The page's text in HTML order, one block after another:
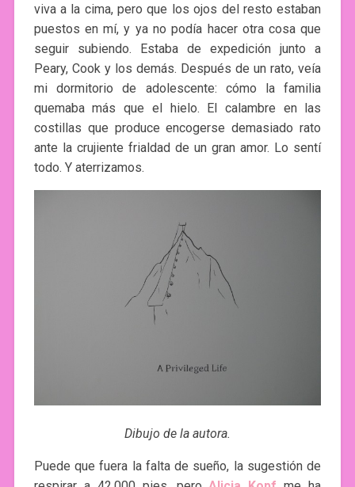
viva a la cima, pero que los ojos del resto estaban
puestos en mí, y ya no podía hacer otra cosa que
seguir subiendo. Estaba de expedición junto a
Peary, Cook y los demás. Después de un rato, veía
mi dormitorio de adolescente: cómo la familia
quemaba más que el hielo. El calambre en las
costillas que produce encogerse demasiado rato
ante la crujiente frialdad de un gran amor. Lo sentí
todo. Y aterrizamos.
Dibujo de la autora.
Puede que fuera la falta de sueño, la sugestión de